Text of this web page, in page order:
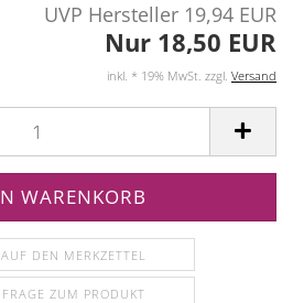
UVP Hersteller 19,94 EUR
Nur 18,50 EUR
inkl. * 19% MwSt. zzgl. Versand
AUF DEN MERKZETTEL
FRAGE ZUM PRODUKT